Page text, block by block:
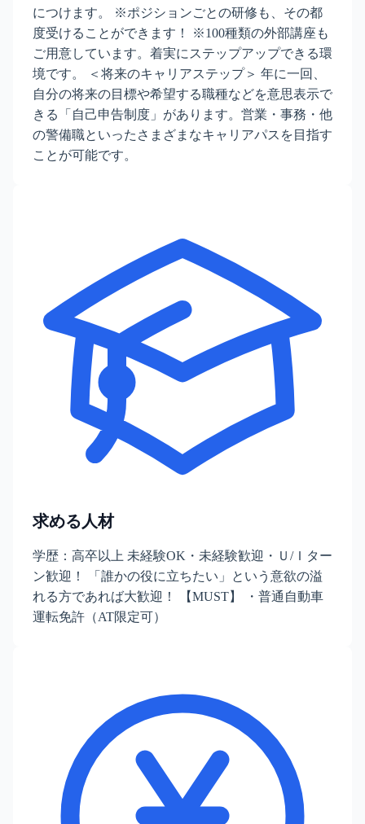
につけます。 ※ポジションごとの研修も、その都
度受けることができます！ ※100種類の外部講座も
ご用意しています。着実にステップアップできる環
境です。 ＜将来のキャリアステップ＞ 年に一回、
自分の将来の目標や希望する職種などを意思表示で
きる「自己申告制度」があります。営業・事務・他
の警備職といったさまざまなキャリアパスを目指す
ことが可能です。
求める人材
学歴：高卒以上 未経験OK・未経験歓迎・Ｕ/Ｉター
ン歓迎！ 「誰かの役に立ちたい」という意欲の溢
れる方であれば大歓迎！ 【MUST】 ・普通自動車
運転免許（AT限定可）